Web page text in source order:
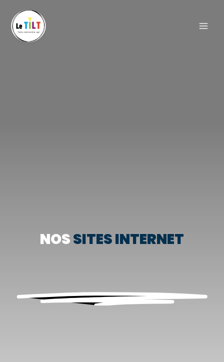
NOSSITES INTERNET